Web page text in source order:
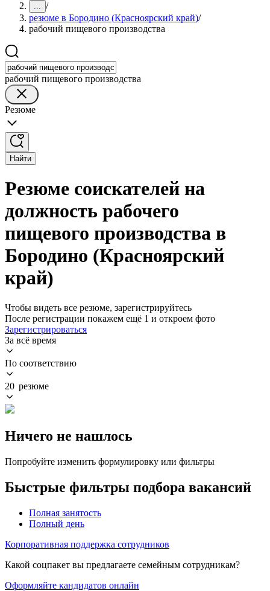
... /
резюме в Бородино (Красноярский край)/
рабочий пищевого производства
рабочий пищевого производства
Резюме
Найти
Резюме соискателей на
должность рабочего
пищевого производства в
Бородино (Красноярский
край)
Чтобы видеть все резюме, зарегистрируйтесь
После регистрации покажем ещё 1 и откроем фото
Зарегистрироваться
За всё время
По соответствию
20 резюме
Ничего не нашлось
Попробуйте изменить формулировку или фильтры
Быстрые фильтры подбора вакансий
Полная занятость
Полный день
Корпоративная поддержка сотрудников
Какой соцпакет вы предлагаете семейным сотрудникам?
Оформляйте кандидатов онлайн